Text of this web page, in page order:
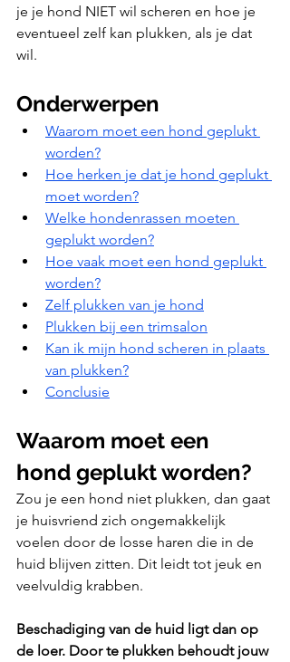
je je hond NIET wil scheren en hoe je
eventueel zelf kan plukken, als je dat
wil.
Onderwerpen
Waarom moet een hond geplukt
worden?
Hoe herken je dat je hond geplukt
moet worden?
Welke hondenrassen moeten
geplukt worden?
Hoe vaak moet een hond geplukt
worden?
Zelf plukken van je hond
Plukken bij een trimsalon
Kan ik mijn hond scheren in plaats
van plukken?
Conclusie
Waarom moet een
hond geplukt worden?
Zou je een hond niet plukken, dan gaat
je huisvriend zich ongemakkelijk
voelen door de losse haren die in de
huid blijven zitten. Dit leidt tot jeuk en
veelvuldig krabben.
Beschadiging van de huid ligt dan op
de loer. Door te plukken behoudt jouw